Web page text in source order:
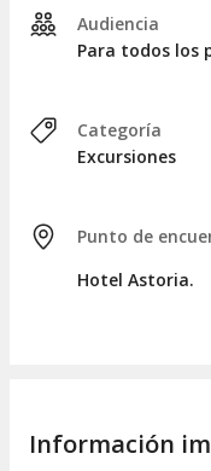
Servicios
local durante
Lugar de
Audiencia
Para todos los
Categoría
Excursiones
Punto de
Hotel Astoria.
Información